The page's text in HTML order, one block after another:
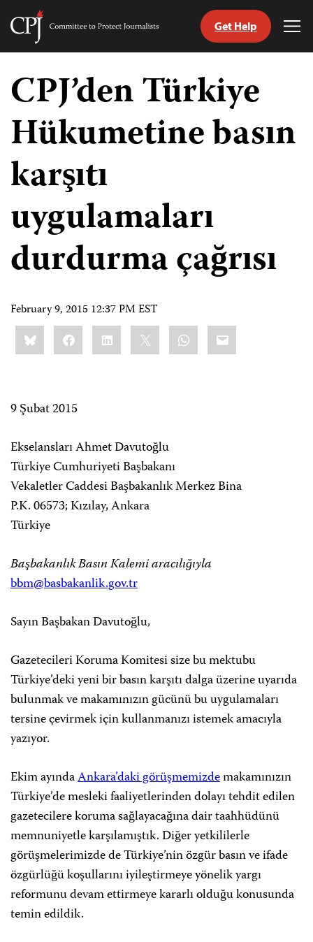
Skip
content
Committee
Journalists
Get Help
CPJ’den Türkiye
Hükumetine basın
karşıtı
uygulamaları
durdurma çağrısı
February 9, 2015 12:37 PM EST
Share
this:BlueskyFacebookLinkedIn WhatsApp
Email
9 Şubat 2015
Ekselansları Ahmet Davutoğlu
Türkiye Cumhuriyeti Başbakanı
Vekaletler Caddesi Başbakanlık Merkez Bina
P.K. 06573; Kızılay, Ankara
Türkiye
Başbakanlık Basın Kalemi aracılığıyla
bbm@basbakanlik.gov.tr
Sayın Başbakan Davutoğlu,
Gazetecileri Koruma Komitesi size bu mektubu
Türkiye’deki yeni bir basın karşıtı dalga üzerine uyarıda
bulunmak ve makamınızın gücünü bu uygulamaları
tersine çevirmek için kullanmanızı istemek amacıyla
yazıyor.
Ekim ayındaAnkara’daki görüşmemizdemakamınızın
Türkiye’de mesleki faaliyetlerinden dolayı tehdit edilen
gazetecilere koruma sağlayacağına dair taahhüdünü
memnuniyetle karşılamıştık. Diğer yetkililerle
görüşmelerimizde de Türkiye’nin özgür basın ve ifade
özgürlüğü koşullarını iyileştirmeye yönelik yargı
reformunu devam ettirmeye kararlı olduğu konusunda
temin edildik.